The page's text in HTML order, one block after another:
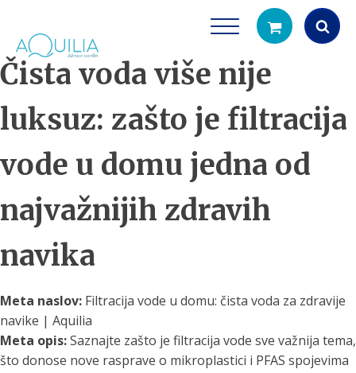
Products
Čista voda više nije
luksuz: zašto je filtracija
vode u domu jedna od
najvažnijih zdravih
navika
Meta naslov: Filtracija vode u domu: čista voda za zdravije
navike | Aquilia
Meta opis:Saznajte zašto je filtracija vode sve važnija tema,
što donose nove rasprave o mikroplastici i PFAS spojevima
Tuš glave